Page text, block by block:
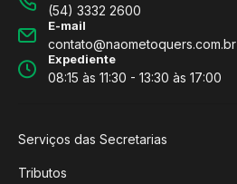
(54) 3332 2600
E-mail
contato@naometoquers.com.br
Expediente
08:15 às 11:30 - 13:30 às 17:00
Serviços das Secretarias
Tributos